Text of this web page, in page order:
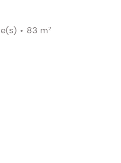
83 m²